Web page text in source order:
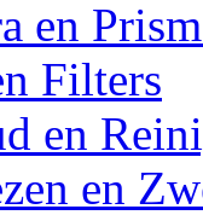
en
Filters
en
en